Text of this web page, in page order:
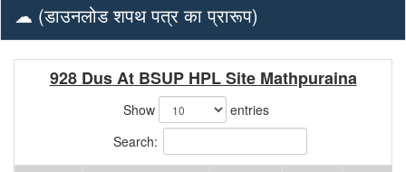
☁ (डाउनलोड शपथ पत्र का प्रारूप)
928 Dus At BSUP HPL Site Mathpuraina
Show
entries
Search: